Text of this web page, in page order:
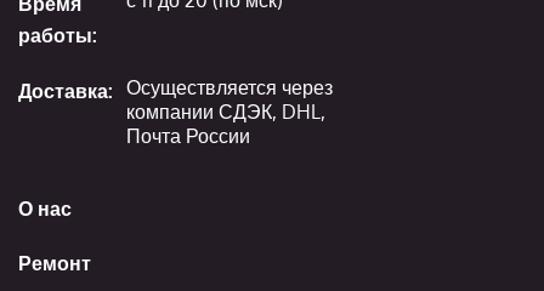
О нас
Ремонт
работы:
Доставка: Осуществляется через
компании СДЭК, DHL,
Почта России